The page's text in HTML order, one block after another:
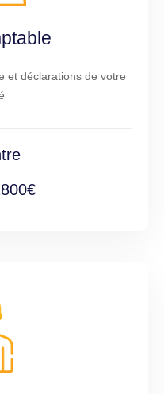
et déclarations de votre